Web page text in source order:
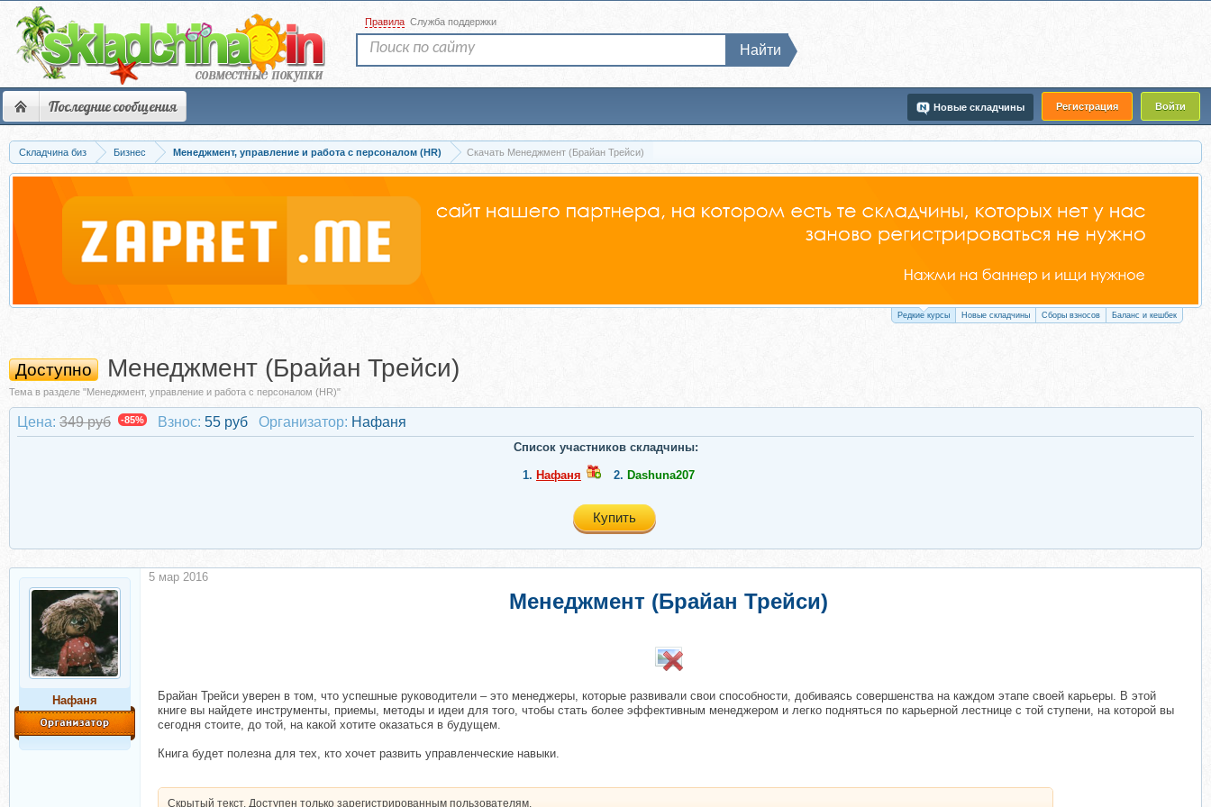
Последние сообщения Регистрация Войти
Новые складчины
Правила Служба поддержки
Найти
Складчина биз Бизнес Менеджмент, управление и работа с персоналом (HR) Скачать Менеджмент (Брайан Трейси)
Редкие курсы Новые складчины Сборы взносов Баланс и кешбек
Доступно Менеджмент (Брайан Трейси)
Тема в разделе "Менеджмент, управление и работа с персоналом (HR)"
Цена: 349 руб -85% Взнос: 55 руб Организатор: Нафаня
Список участников складчины:
1. Нафаня 2. Dashuna207
Купить
Нафаня
Менеджмент (Брайан Трейси)
Брайан Трейси уверен в том, что успешные руководители – это менеджеры, которые развивали свои способности, добиваясь совершенства на каждом этапе своей карьеры. В этой
книге вы найдете инструменты, приемы, методы и идеи для того, чтобы стать более эффективным менеджером и легко подняться по карьерной лестнице с той ступени, на которой вы
сегодня стоите, до той, на какой хотите оказаться в будущем.
Книга будет полезна для тех, кто хочет развить управленческие навыки.
Скрытый текст. Доступен только зарегистрированным пользователям.
5 мар 2016